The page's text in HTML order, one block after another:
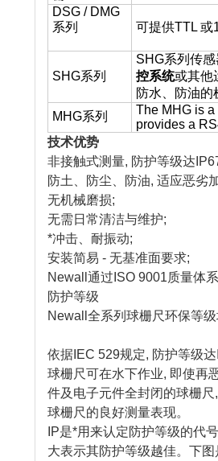
DSG / DMG
系列
可提供TTL 或
SHG系列
SHG系列传
控系统或其他
防水、防油的
MHG系列
The MHG is
provides a
技术优势
非接触式测量, 防护等级达
防土、防尘、防油, 适应恶劣
无机械磨损;
无需日常清洁与维护;
*冲击、耐振动;
安装简易 - 无基准面要求;
Newall通过ISO 9001质量体
防护等级
Newall全系列球栅尺环保等
依据IEC 529规定, 防护等级
球栅尺可在水下作业, 即使再
件及电子元件全封闭的球栅
球栅尺的良好测量表现。
IP是*用来认定防护等级的代
大表示其防护等级越佳。下